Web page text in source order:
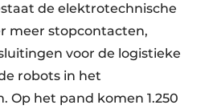
de elektrotechnische
meer stopcontacten,
voor de logistieke
robots in het
het pand komen 1.250